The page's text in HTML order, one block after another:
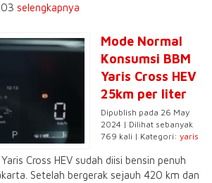
selengkapnya
Mode Normal
Konsumsi BBM
Yaris Cross HEV
25km per liter
Dipublish pada 26 May
2024 | Dilihat sebanyak
769 kali | Kategori: yaris
Cross HEV sudah diisi bensin penuh
Setelah bergerak sejauh 420 km dan